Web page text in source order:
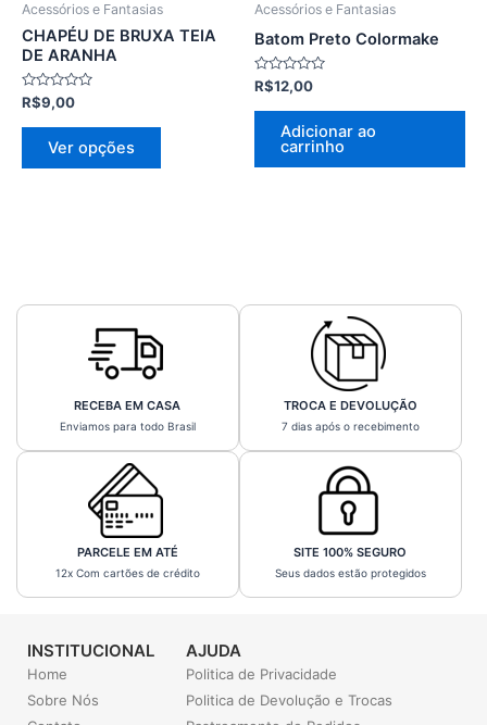
Acessórios e Fantasias
CHAPÉU DE BRUXA TEIA
DE ARANHA
Avaliação
0
de
R$9,00
Ver opções
escolhidas
produto
Acessórios e Fantasias
Batom Preto Colormake
Avaliação
0
de
R$12,00
Adicionar ao
carrinho
RECEBA EM CASA
Enviamos para todo Brasil
TROCA E DEVOLUÇÃO
7 dias após o recebimento
PARCELE EM ATÉ
12x Com cartões de crédito
SITE 100% SEGURO
Seus dados estão protegidos
INSTITUCIONAL
Home
Sobre Nós
AJUDA
Politica de Privacidade
Politica de Devolução e Trocas